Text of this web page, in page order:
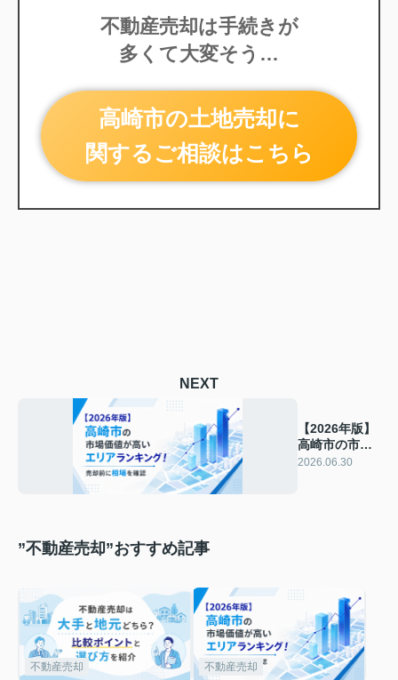
不動産売却は手続きが
多くて大変そう…
高崎市の土地売却に
関するご相談はこちら
NEXT
【2026年版】
高崎市の市場
価値が高いエ
2026.06.30
”不動産売却”おすすめ記事
不動産売却 不動産売却